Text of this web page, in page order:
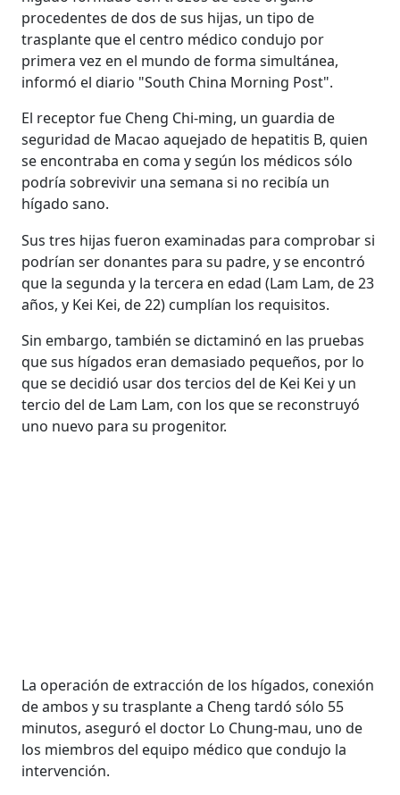
procedentes de dos de sus hijas, un tipo de
trasplante que el centro médico condujo por
primera vez en el mundo de forma simultánea,
informó el diario "South China Morning Post".
El receptor fue Cheng Chi-ming, un guardia de
seguridad de Macao aquejado de hepatitis B, quien
se encontraba en coma y según los médicos sólo
podría sobrevivir una semana si no recibía un
hígado sano.
Sus tres hijas fueron examinadas para comprobar si
podrían ser donantes para su padre, y se encontró
que la segunda y la tercera en edad (Lam Lam, de 23
años, y Kei Kei, de 22) cumplían los requisitos.
Sin embargo, también se dictaminó en las pruebas
que sus hígados eran demasiado pequeños, por lo
que se decidió usar dos tercios del de Kei Kei y un
tercio del de Lam Lam, con los que se reconstruyó
uno nuevo para su progenitor.
La operación de extracción de los hígados, conexión
de ambos y su trasplante a Cheng tardó sólo 55
minutos, aseguró el doctor Lo Chung-mau, uno de
los miembros del equipo médico que condujo la
intervención.